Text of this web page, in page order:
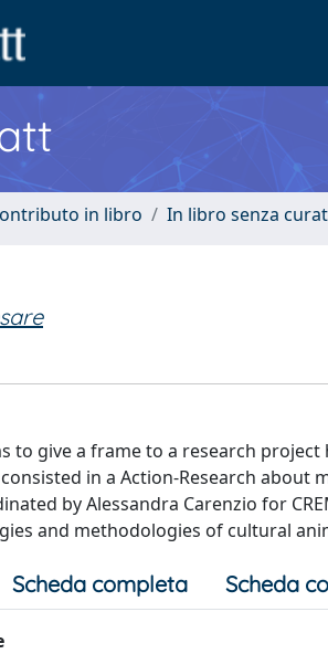
in libro In libro senza
to give a frame to a research project
in a Action-Research
by Alessandra Carenzio for
and methodologies of cultural
Scheda completa Scheda